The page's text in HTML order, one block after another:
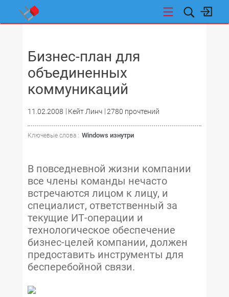
Бизнес-план для
объединенных
коммуникаций
11.02.2008 Кейт Линч 2780 прочтений
Ключевые слова : Windows изнутри
В повседневной жизни компании
все члены команды нечасто
встречаются лицом к лицу, и
специалист, ответственный за
текущие ИТ-операции и
технологическое обеспечение
бизнес-целей компании, должен
предоставить инструменты для
бесперебойной связи.